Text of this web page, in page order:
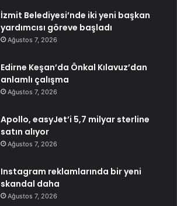
İzmit Belediyesi’nde iki yeni başkan
yardımcısı göreve başladı
Ağustos 7, 2026
Edirne Keşan’da Önkal Kılavuz’dan
anlamlı çalışma
Ağustos 7, 2026
Apollo, easyJet’i 5,7 milyar sterline
satın alıyor
Ağustos 7, 2026
Instagram reklamlarında bir yeni
skandal daha
Ağustos 7, 2026